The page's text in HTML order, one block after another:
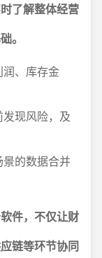
了解整体经营
。
、库存金
现风险，及
的数据合并
件，不仅让财
链等环节协同